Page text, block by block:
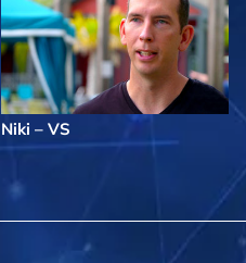
Niki – VS